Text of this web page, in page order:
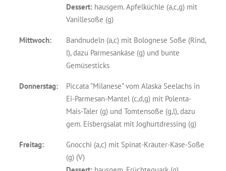
Dessert: hausgem. Apfelküchle (a,c,g) mit
Vanillesoße (g)
Mittwoch:
Bandnudeln (a,c) mit Bolognese Soße (Rind,
l), dazu Parmesankäse (g) und bunte
Gemüsesticks
Donnerstag:
Piccata "Milanese" vom Alaska Seelachs in
Ei-Parmesan-Mantel (c,d,g) mit Polenta-
Mais-Taler (g) und Tomtensoße (g,l), dazu
gem. Eisbergsalat mit Joghurtdressing (g)
Freitag:
Gnocchi (a,c) mit Spinat-Kräuter-Käse-Soße
(g) (V)